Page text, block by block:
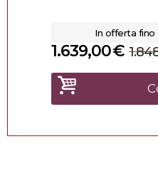
In offerta fino
€
1.639,00